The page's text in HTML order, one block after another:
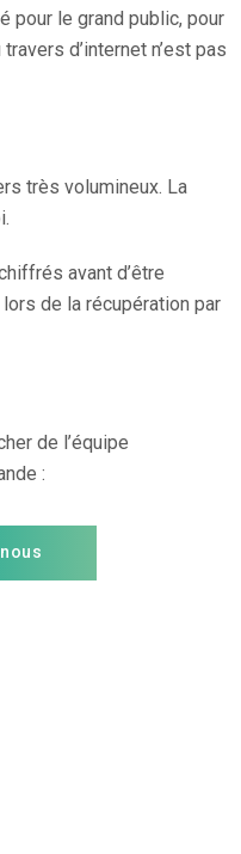
pour le grand public, pour
d’internet n’est pas
très volumineux. La
avant d’être
de la récupération par
de l’équipe
: